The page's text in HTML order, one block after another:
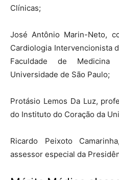
Clínicas;
José Antônio Marin-Neto,
Cardiologia Intervencionista
Faculdade de
Universidade de São Paulo;
Protásio Lemos Da Luz,
do Instituto do Coração da
Ricardo Peixoto
assessor especial da